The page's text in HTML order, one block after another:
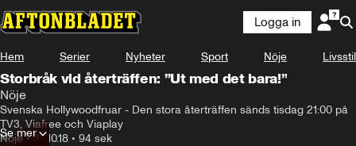
Logga in
Hem Serier Nyheter Sport Nöje Livsstil
Storbråk vid återträffen: ”Ut med det bara!”
Nöje
Svenska Hollywoodfruar - Den stora återträffen sänds tisdag 21:00 på
TV3, Viafree och Viaplay
Nöje•30.10.18 • 94 sek
Se mer